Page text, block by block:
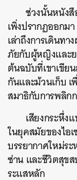
ช่วงนั้นหนัง
เพิ่งปรากฏออกม
เล่าถึงการเดินท
ภัยกับผู้หญิงและ
ต้นฉบับที่เขาเขีย
กันและม้วนเก็บ เ
สมาธิกับการพลิก
เสียงกระหึ่
ในยุคสมัยของไอ
บรรยากาศใหม่ร
ซ่าน และชีวิตสุข
ระแสหลัก